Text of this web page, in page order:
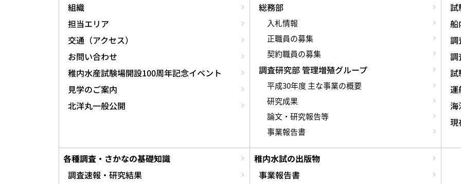
組織
担当エリア
交通（アクセス）
お問い合わせ
稚内水産試験場開設100周年記念イベント
見学のご案内
北洋丸一般公開
総務部
入札情報
正職員の募集
契約職員の募集
調査研究部 管理増殖グループ
平成30年度 主な事業の概要
研究成果
論文・研究報告等
事業報告書
試
船
調
調
試
運
海
現
各種調査・さかなの基礎知識
調査速報・研究結果
稚内水試の出版物
事業報告書